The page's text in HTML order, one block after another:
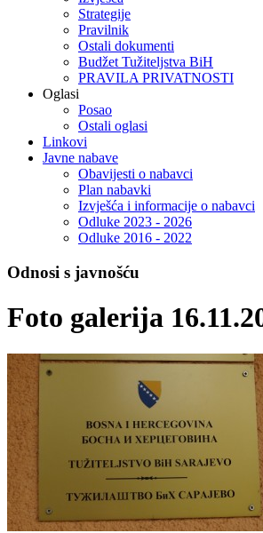
Strategije
Pravilnik
Ostali dokumenti
Budžet Tužiteljstva BiH
PRAVILA PRIVATNOSTI
Oglasi
Posao
Ostali oglasi
Linkovi
Javne nabave
Obavijesti o nabavci
Plan nabavki
Izvješća i informacije o nabavci
Odluke 2023 - 2026
Odluke 2016 - 2022
Odnosi s javnošću
Foto galerija